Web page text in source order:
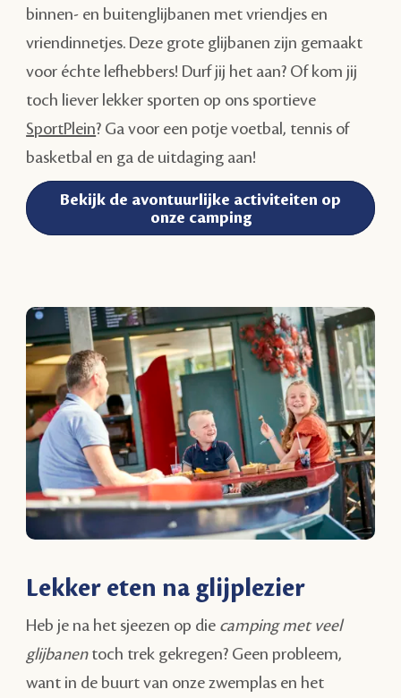
binnen- en buitenglijbanen met vriendjes en
vriendinnetjes. Deze grote glijbanen zijn gemaakt
voor échte lefhebbers! Durf jij het aan? Of kom jij
toch liever lekker sporten op ons sportieve
SportPlein? Ga voor een potje voetbal, tennis of
basketbal en ga de uitdaging aan!
Bekijk de avontuurlijke activiteiten op
onze camping
Lekker eten na glijplezier
Heb je na het sjeezen op die camping met veel
glijbanentoch trek gekregen? Geen probleem,
want in de buurt van onze zwemplas en het